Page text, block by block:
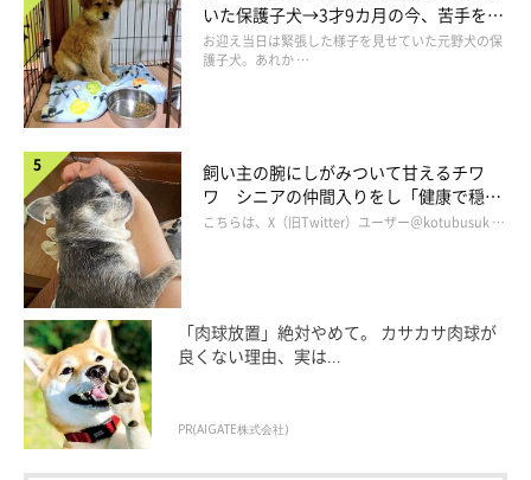
いた保護子犬→3才9カ月の今、苦手を克
服し頼もしいコに成長！
お迎え当日は緊張した様子を見せていた元野犬の保
護子犬。あれか …
飼い主の腕にしがみついて甘えるチワ
ワ シニアの仲間入りをし「健康で穏や
かな暮らしが続いてほしい」と願う
こちらは、X（旧Twitter）ユーザー＠kotubusuk …
「肉球放置」絶対やめて。 カサカサ肉球が
良くない理由、実は...
PR(AIGATE株式会社)